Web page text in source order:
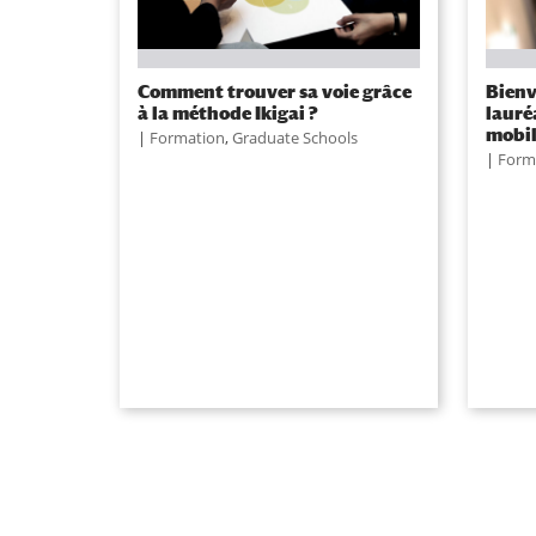
Comment trouver sa voie grâce
à la méthode Ikigai ?
| Formation,Graduate Schools
|